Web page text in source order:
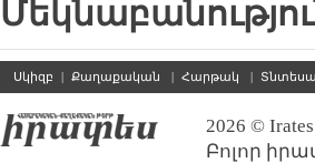
Սկիզբ | Քաղաքական | Հարթակ |
2026 ©
Բոլոր